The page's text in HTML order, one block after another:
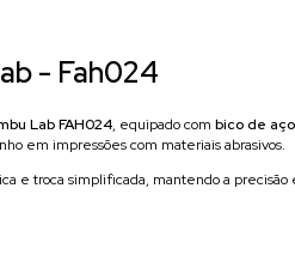
- Fah024
Lab FAH024, equipado com bico de
em impressões com materiais abrasivos.
troca simplificada, mantendo a